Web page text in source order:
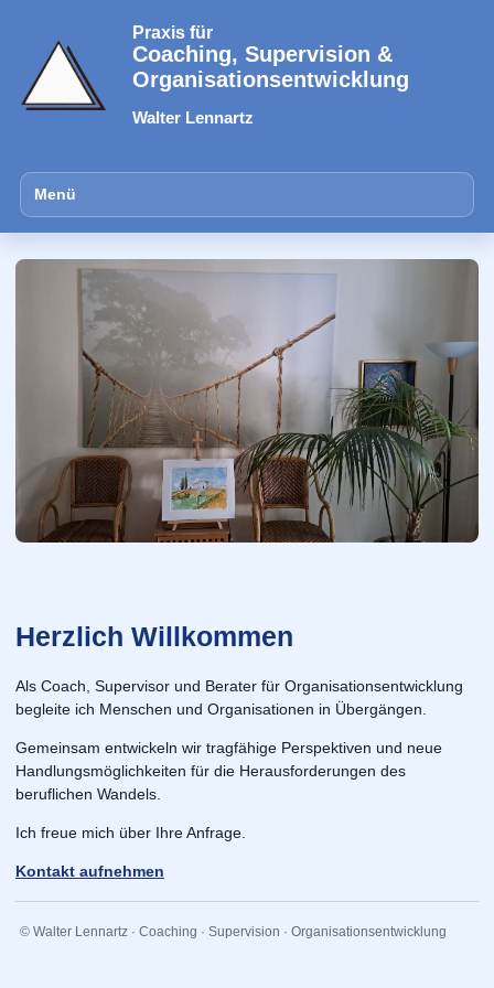
Praxis für
Coaching, Supervision &
Organisationsentwicklung
Walter Lennartz
Menü
Herzlich Willkommen
Als Coach, Supervisor und Berater für Organisationsentwicklung
begleite ich Menschen und Organisationen in Übergängen.
Gemeinsam entwickeln wir tragfähige Perspektiven und neue
Handlungsmöglichkeiten für die Herausforderungen des
beruflichen Wandels.
Ich freue mich über Ihre Anfrage.
Kontakt aufnehmen
© Walter Lennartz · Coaching · Supervision · Organisationsentwicklung